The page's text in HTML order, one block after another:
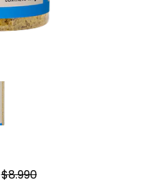
$8.990